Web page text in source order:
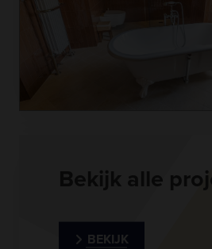
Bekijk alle
BEKIJK